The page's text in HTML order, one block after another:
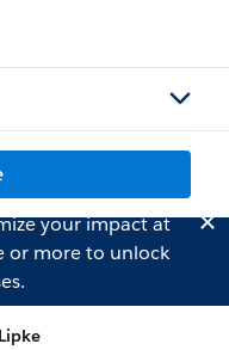
your impact at
or more to unlock